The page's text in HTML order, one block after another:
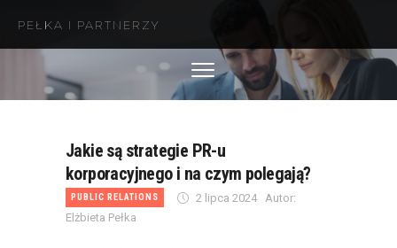
PUBLIC RELATIONS
MARKETING
SZKOLENIA
CASE STUDY
Jakie są strategie PR-u
korporacyjnego i na czym polegają?
PUBLIC RELATIONS 2 lipca 2024
Autor:
Elżbieta Pełka